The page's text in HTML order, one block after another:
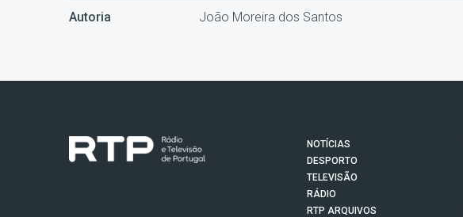
Autoria João Moreira dos Santos
NOTÍCIAS
DESPORTO
TELEVISÃO
RÁDIO
RTP ARQUIVOS